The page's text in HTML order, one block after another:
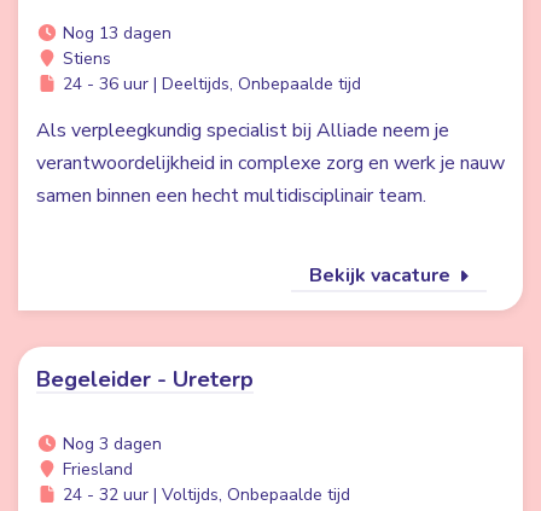
Nog 13 dagen
Stiens
24 - 36 uur | Deeltijds, Onbepaalde tijd
Als verpleegkundig specialist bij Alliade neem je
verantwoordelijkheid in complexe zorg en werk je nauw
samen binnen een hecht multidisciplinair team.
Bekijk vacature
Begeleider - Ureterp
Nog 3 dagen
Friesland
24 - 32 uur | Voltijds, Onbepaalde tijd